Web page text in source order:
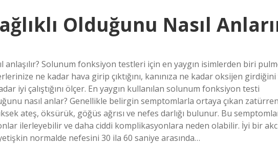
Olduğunu Nasıl
anlaşılır? Solunum fonksiyon testleri için en yaygın isimlerden biri
ne kadar hava girip çıktığını, kanınıza ne kadar oksijen girdiğini
iyi çalıştığını ölçer. En yaygın kullanılan solunum fonksiyon testi
nasıl anlar? Genellikle belirgin semptomlarla ortaya çıkan
ateş, öksürük, göğüs ağrısı ve nefes darlığı bulunur. Bu
ilerleyebilir ve daha ciddi komplikasyonlara neden olabilir. İyi bir
normalde nefesini 30 ila 60 saniye arasında…